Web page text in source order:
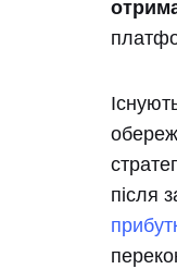
після